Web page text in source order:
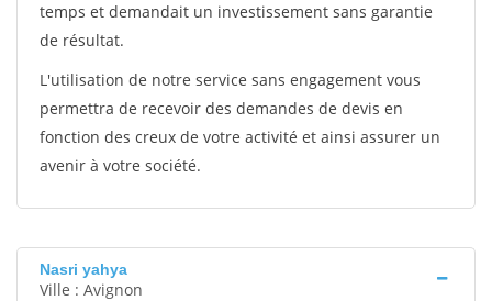
temps et demandait un investissement sans garantie
de résultat.
L'utilisation de notre service sans engagement vous
permettra de recevoir des demandes de devis en
fonction des creux de votre activité et ainsi assurer un
avenir à votre société.
Nasri yahya
Ville : Avignon